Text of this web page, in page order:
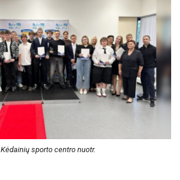
Kėdainių sporto centro nuotr.